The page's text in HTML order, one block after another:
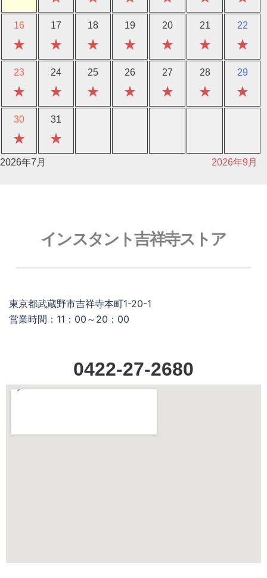
16
★
17
★
18
★
19
★
20
★
21
★
22
★
23
★
24
★
25
★
26
★
27
★
28
★
29
★
30
★
31
★
2026年7月 2026年9月
インスタント吉祥寺ストア
東京都武蔵野市吉祥寺本町1-20-1
営業時間：11：00～20：00
0422-27-2680